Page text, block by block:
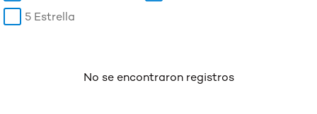
5 Estrella
No se encontraron registros